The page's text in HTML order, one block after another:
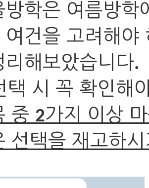
방학은 여름방학
여건을 고려해야
리해보았습니다.
택 시 꼭 확인해
중 2가지 이상
선택을 재고하